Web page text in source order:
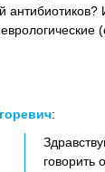
:
говорить